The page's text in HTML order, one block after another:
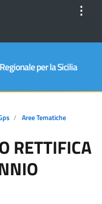
⋮
per la Sicilia
Aree Tematiche
RETTIFICA